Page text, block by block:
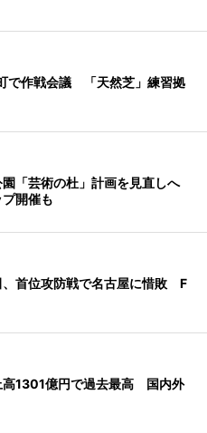
で作戦会議 「天然芝」練習拠
「芸術の杜」計画を見直しへ
開催も
、首位攻防戦で名古屋に惜敗 F
高1301億円で過去最高 国内外